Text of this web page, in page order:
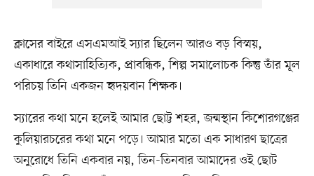
ক্লাসের বাইরে এসএমআই স্যার ছিলেন আরও বড় বিস্ময়,
একাধারে কথাসাহিত্যিক, প্রাবন্ধিক, শিল্প সমালোচক কিন্তু তাঁর মূল
পরিচয় তিনি একজন হৃদয়বান শিক্ষক।
স্যারের কথা মনে হলেই আমার ছোট্ট শহর, জন্মস্থান কিশোরগঞ্জের
কুলিয়ারচরের কথা মনে পড়ে। আমার মতো এক সাধারণ ছাত্রের
অনুরোধে তিনি একবার নয়, তিন-তিনবার আমাদের ওই ছোট